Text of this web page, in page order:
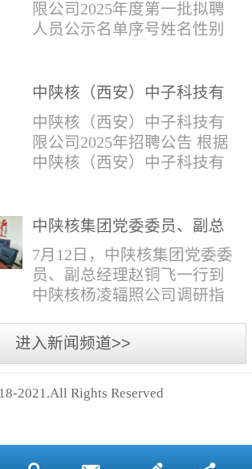
计划内统一招收的全日制院
校应届毕业生，重点院校应
登记表》(见附件2）并如实
填写。并将《应聘人员登记
表》和本人学历学位证书和
相关证件扫描件发送至报名
限公司2025年度第一批拟聘
人员公示名单序号姓名性别
本科西安石油大学测控技术
月本科西安石油大学通信工
程社招3王小明男1981年11月
本科西安石油大学测控技术
子工程社招5何晔女1979年10
月本科西安财经学院工商管
理社招6张柳怡女1998...
中陕核（西安）中子科技有
限公司2025年招聘公告
中陕核（西安）中子科技有
限公司2025年招聘公告 根据
中陕核（西安）中子科技有
如下：一、招聘岗位及人数
见附件1二、招聘范围（1）
社会招聘：面向社会招聘。
（2）应届生招聘：国家计划
内统一招收的全日制院校应
届毕业生，重点院校应届毕
业生优先；回国一年内取得
国家教育部出具的学历（学
三、招聘流程（一）个人报
中陕核集团党委委员、副总
经理赵铜飞一行到中陕核杨
凌辐照公司调研指导工作
7月12日，中陕核集团党委委
员、副总经理赵铜飞一行到
中陕核杨凌辐照公司调研指
息部部长赵磊，中陕核核盛
公司执行董事张鹏，核盛公
执行董事李奎等陪同调研。
进入新闻频道>>
2021.All Rights Reserved